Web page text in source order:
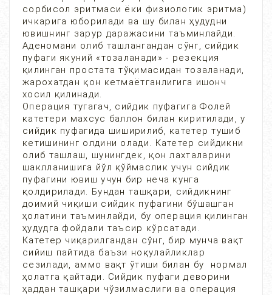
сорбисол эритмаси ёки физиологик эритма)
ичкарига юборилади ва шу билан ҳудудни
ювишнинг зарур даражасини таъминлайди.
Аденомани олиб ташлангандан сўнг, сийдик
пуфаги якуний «тозаланади» - резекция
қилинган простата тўқимасидан тозаланади,
жарохатдан қон кетмаётганлигига ишонч
хосил қилинади.
Операция тугагач, сийдик пуфагига Фолей
катетери махсус баллон билан киритилади, у
сийдик пуфагида шиширилиб, катетер тушиб
кетишининг олдини олади. Катетер сийдикни
олиб ташлаш, шунингдек, қон лахталарини
шаклланишига йўл қўймаслик учун сийдик
пуфагини ювиш учун бир неча кунга
қолдирилади. Бундан ташқари, сийдикнинг
доимий чиқиши сийдик пуфагини бўшашган
ҳолатини таъминлайди, бу операция қилинган
ҳудудга фойдали таъсир кўрсатади.
Катетер чиқарилгандан сўнг, бир мунча вақт
сийиш пайтида баъзи ноқулайликлар
сезилади, аммо вақт ўтиши билан бу нормал
ҳолатга қайтади. Сийдик пуфаги деворини
ҳаддан ташқари чўзилмаслиги ва операция